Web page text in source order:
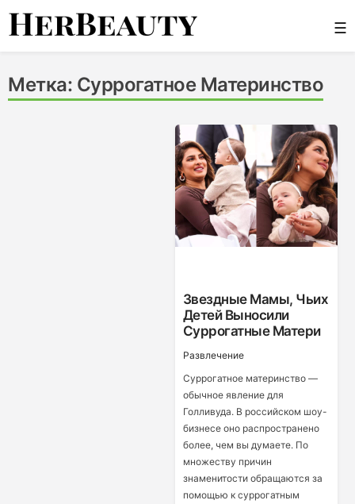
Skip
☰
Метка: Суррогатное Материнство
Звездные Мамы, Чьих
Детей Выносили
Суррогатные Матери
Развлечение
Суррогатное материнство —
обычное явление для
Голливуда. В российском шоу-
бизнесе оно распространено
более, чем вы думаете. По
множеству причин
знаменитости обращаются за
помощью к суррогатным